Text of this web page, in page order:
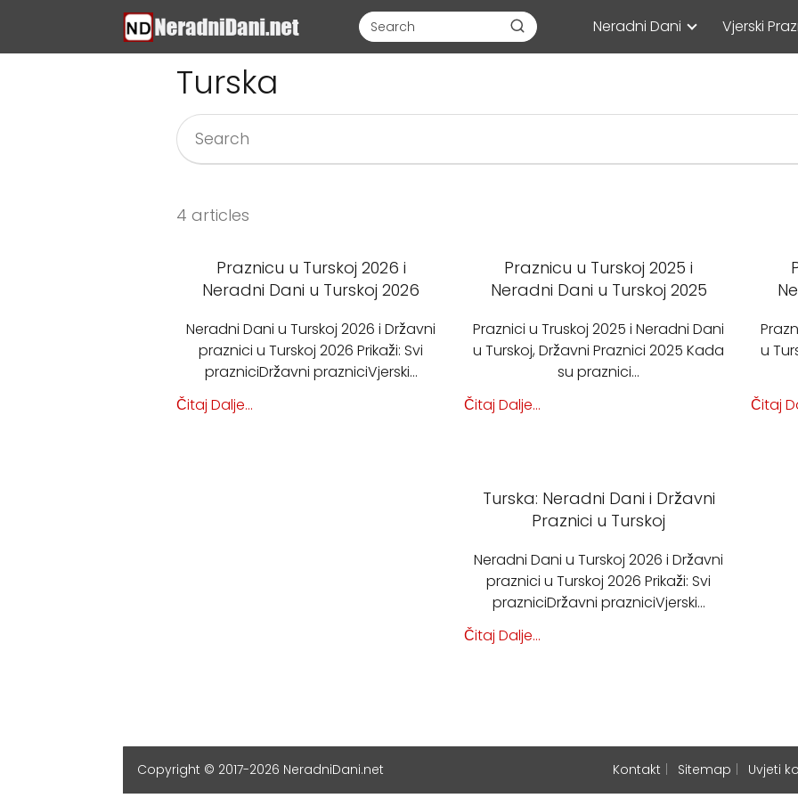
Neradni Dani Vjerski
Turska
4 articles
Praznicu u Turskoj 2026 i
Neradni Dani u Turskoj 2026
Neradni Dani u Turskoj 2026 i Državni
praznici u Turskoj 2026 Prikaži: Svi
prazniciDržavni prazniciVjerski…
Čitaj Dalje...
Praznicu u Turskoj 2025 i
Neradni Dani u Turskoj 2025
Praznici u Truskoj 2025 i Neradni Dani
u Turskoj, Državni Praznici 2025 Kada
su praznici…
Čitaj Dalje...
u
Čitaj
Turska: Neradni Dani i Državni
Praznici u Turskoj
Neradni Dani u Turskoj 2026 i Državni
praznici u Turskoj 2026 Prikaži: Svi
prazniciDržavni prazniciVjerski…
Čitaj Dalje...
Copyright © 2017-2026 NeradniDani.net Kontakt Sitemap Uvjeti